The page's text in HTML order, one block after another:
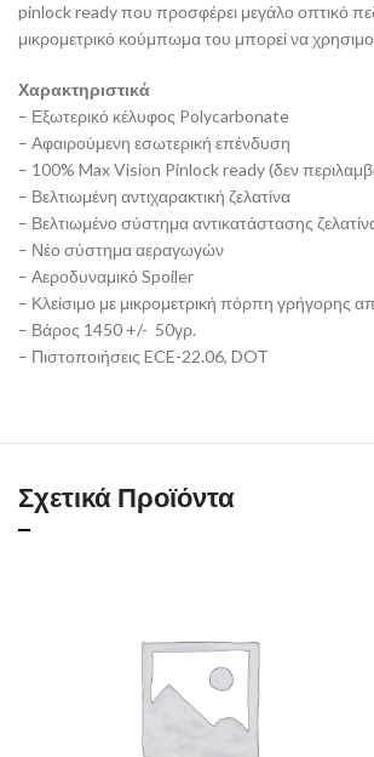
pinlock ready που προσφέρει μεγάλο οπτικό
μικρομετρικό κούμπωμα του μπορεί να
Χαρακτηριστικά
– Εξωτερικό κέλυφος Polycarbonate
– Αφαιρούμενη εσωτερική επένδυση
– 100% Max Vision Pinlock ready (δεν
– Βελτιωμένη αντιχαρακτική ζελατίνα
– Βελτιωμένο σύστημα αντικατάστασης
– Νέο σύστημα αεραγωγών
– Αεροδυναμικό Spoiler
– Κλείσιμο με μικρομετρική πόρπη γρήγορης
– Βάρος 1450 +/- 50γρ.
– Πιστοποιήσεις ECE-22.06, DOT
Σχετικά Προϊόντα